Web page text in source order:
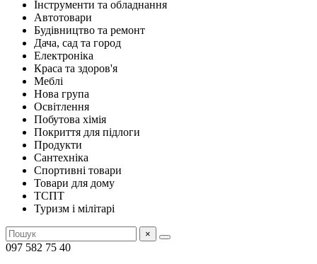
Інструменти та обладнання
Автотовари
Будівництво та ремонт
Дача, сад та город
Електроніка
Краса та здоров'я
Меблі
Нова група
Освітлення
Побутова хімія
Покриття для підлоги
Продукти
Сантехніка
Спортивні товари
Товари для дому
ТСПТ
Туризм і мілітарі
×
097 582 75 40